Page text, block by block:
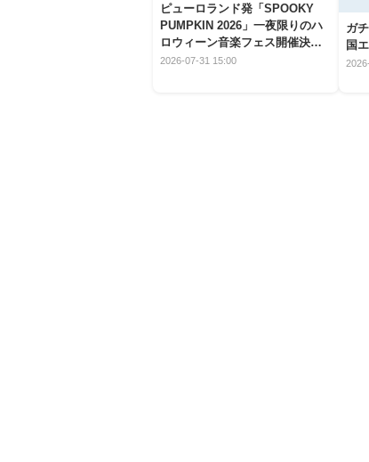
ピューロランド発「SPOOKY
PUMPKIN 2026」一夜限りのハ
ロウィーン音楽フェス開催決
定！
2026-07-31 15:00
ガ
国